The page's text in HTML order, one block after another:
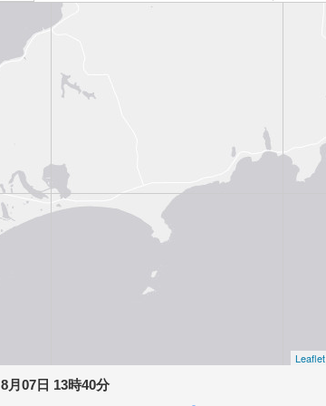
Leaflet
8月07日 13時40分